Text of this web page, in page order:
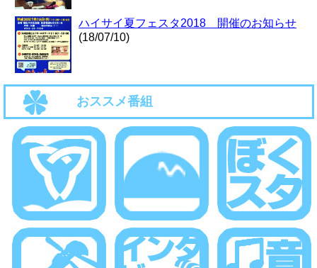
ハイサイ夏フェスタ2018 開催のお知らせ
(18/07/10)
おススメ番組